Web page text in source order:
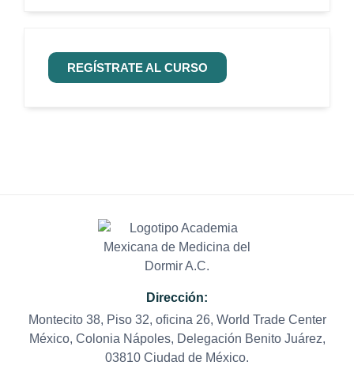
REGÍSTRATE AL CURSO
Dirección:
Montecito 38, Piso 32, oficina 26, World Trade Center
México, Colonia Nápoles, Delegación Benito Juárez,
03810 Ciudad de México.